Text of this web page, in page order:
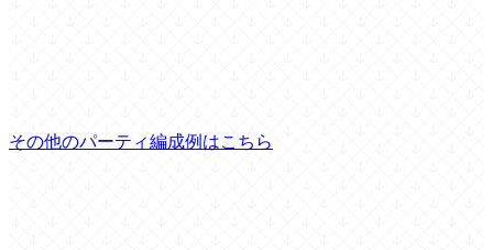
その他のパーティ編成例はこちら